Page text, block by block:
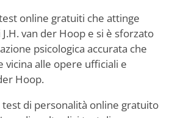
online gratuiti che attinge
van der Hoop e si è sforzato
psicologica accurata che
vicina alle opere ufficiali e
Hoop.
di personalità online gratuito